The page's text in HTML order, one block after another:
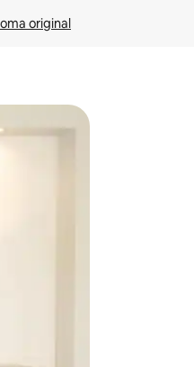
original
o desliza el dedo.